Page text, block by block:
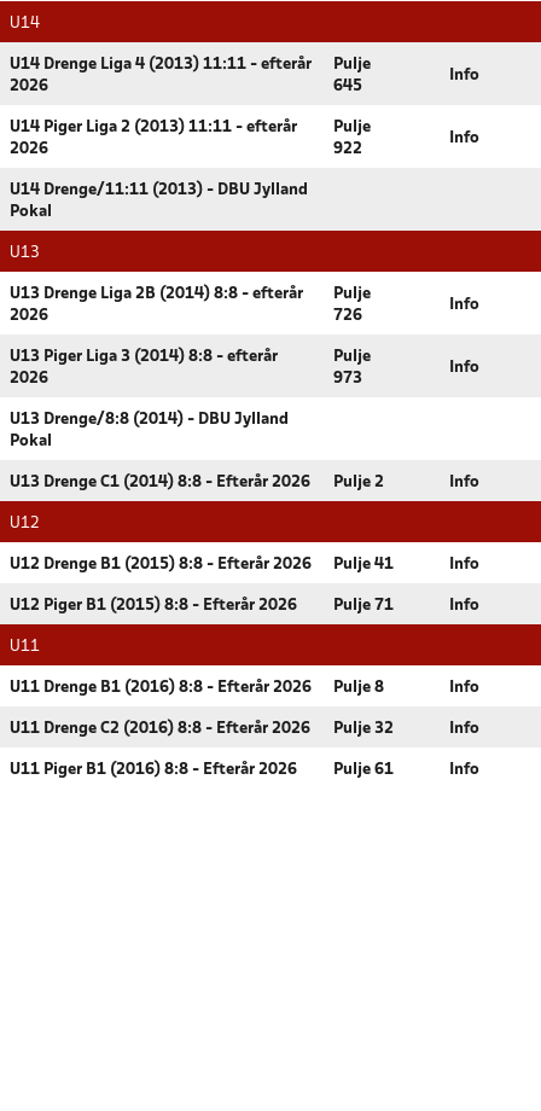
U14
U14 Drenge Liga 4 (2013) 11:11 - efterår
2026
Pulje
645
Info
U14 Piger Liga 2 (2013) 11:11 - efterår
2026
Pulje
922
Info
U14 Drenge/11:11 (2013) - DBU Jylland
Pokal
U13
U13 Drenge Liga 2B (2014) 8:8 - efterår
2026
Pulje
726
Info
U13 Piger Liga 3 (2014) 8:8 - efterår
2026
Pulje
973
Info
U13 Drenge/8:8 (2014) - DBU Jylland
Pokal
U13 Drenge C1 (2014) 8:8 - Efterår 2026 Pulje 2 Info
U12
U12 Drenge B1 (2015) 8:8 - Efterår 2026 Pulje 41 Info
U12 Piger B1 (2015) 8:8 - Efterår 2026 Pulje 71 Info
U11
U11 Drenge B1 (2016) 8:8 - Efterår 2026 Pulje 8 Info
U11 Drenge C2 (2016) 8:8 - Efterår 2026 Pulje 32 Info
U11 Piger B1 (2016) 8:8 - Efterår 2026 Pulje 61 Info